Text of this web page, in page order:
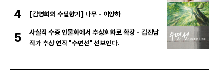
4 [김영희의 수필향기] 나무 - 이양하
5
사실적 수중 인물화에서 추상회화로 확장 - 김진남
작가 추상 연작 "수면선" 선보인다.